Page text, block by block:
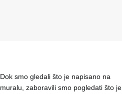
Dok smo gledali što je napisano na
muralu, zaboravili smo pogledati što je